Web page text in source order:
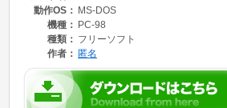
と、云ってもいったいどの程度速くなってい
あまりいい効果はでません、普通はこの程度
プログラムの内容は、三角関数と平方根を各
動作OS： MS-DOS
機種： PC-98
種類： フリーソフト
作者： 匿名